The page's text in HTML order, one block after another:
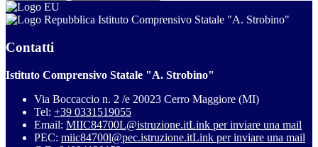
Istituto Comprensivo Statale "A. Strobino"
Contatti
Istituto Comprensivo Statale "A. Strobino"
Via Boccaccio n. 2 /e 20023 Cerro Maggiore (MI)
Tel: +39 0331519055
Email: MIIC84700L@istruzione.itLink per inviare una mail
PEC: miic84700l@pec.istruzione.itLink per inviare una mail